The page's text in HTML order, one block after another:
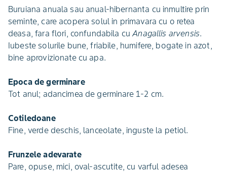
Buruiana anuala sau anual-hibernanta cu inmultire prin
seminte, care acopera solul in primavara cu o retea
deasa, fara flori, confundabila cuAnagallis arvensis.
Iubeste solurile bune, friabile, humifere, bogate in azot,
bine aprovizionate cu apa.
Epoca de germinare
Tot anul; adancimea de germinare 1-2 cm.
Cotiledoane
Fine, verde deschis, lanceolate, inguste la petiol.
Frunzele adevarate
Pare, opuse, mici, oval-ascutite, cu varful adesea